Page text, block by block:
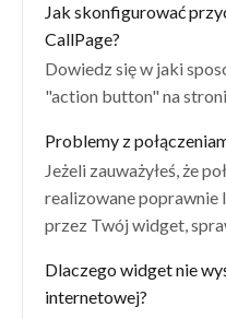
Jak skonfigurować
CallPage?
Dowiedz się w jaki
"action button" na
Problemy z
Jeżeli zauważyłeś, że
realizowane poprawnie
przez Twój widget,
Dlaczego widget nie
internetowej?